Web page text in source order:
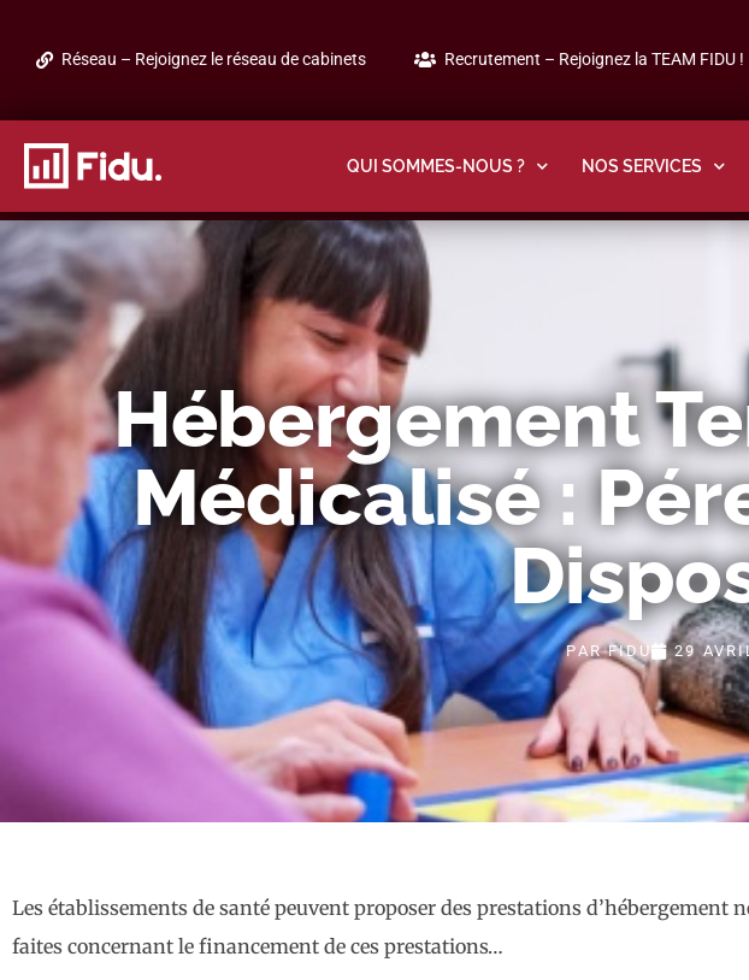
Réseau – Rejoignez le réseau de cabinets Recrutement – Rejoignez la TEAM FIDU !
QUI SOMMES-NOUS ? NOS SERVICES
Hébergement
Médicalisé :
PARFIDU 29
Les établissements de santé peuvent proposer des prestations
faites concernant le financement de ces prestations…